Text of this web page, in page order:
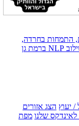
התמחות בחרדה,
טראומה ודכאון. טיפול Li-CBT-ACT בשילוב NLP ברמת גן
/ יעוץ הצג אזורים
שלנו מפת